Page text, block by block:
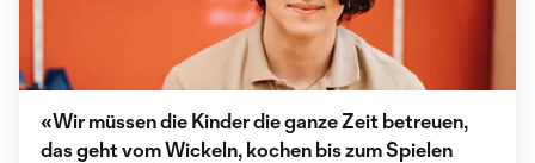
«Wir müssen die Kinder die ganze Zeit betreuen,
das geht vom Wickeln, kochen bis zum Spielen